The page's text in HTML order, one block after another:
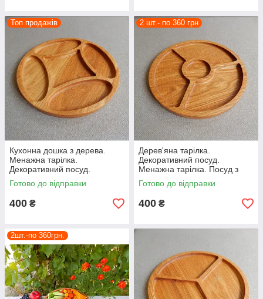
Топ продажів
Кухонна дошка з дерева.
Менажна тарілка.
Декоративний посуд.
Дерев'яна тарілка.
Готово до відправки
400 ₴
2 шт.- по 360 грн
Дерев'яна тарілка.
Декоративний посуд.
Менажна тарілка. Посуд з
дерева.
Готово до відправки
400 ₴
2шт.-по 360грн.